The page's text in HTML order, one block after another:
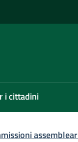
i cittadini